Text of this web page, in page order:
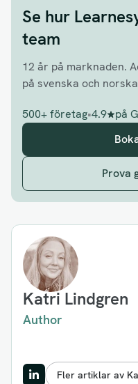
Se hur
team
12 år på marknaden.
på svenska och norska
500+ företag•4.9
på
Prova
Katri Lindgren
Author
Fler artiklar av